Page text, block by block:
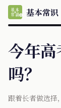
基本常识
今年
吗？
跟着长者做选择